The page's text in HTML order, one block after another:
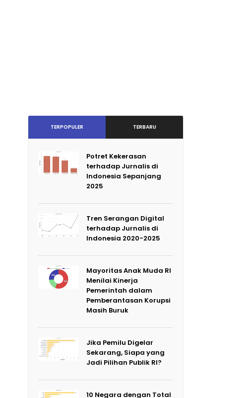
TERPOPULER TERBARU
Potret Kekerasan
terhadap Jurnalis di
Indonesia Sepanjang
2025
Tren Serangan Digital
terhadap Jurnalis di
Indonesia 2020-2025
Mayoritas Anak Muda RI
Menilai Kinerja
Pemerintah dalam
Pemberantasan Korupsi
Masih Buruk
Jika Pemilu Digelar
Sekarang, Siapa yang
Jadi Pilihan Publik RI?
10 Negara dengan Total